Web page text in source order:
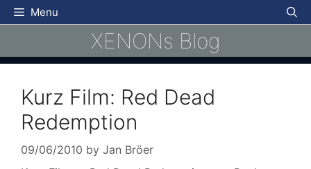
Skip
to
Menu
XENONs Blog
Kurz Film: Red Dead
Redemption
09/06/2010 by Jan Bröer